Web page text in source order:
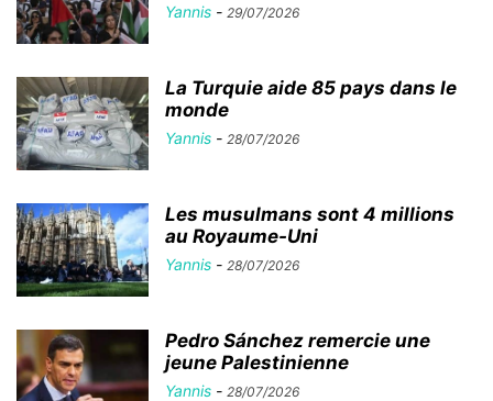
Yannis - 29/07/2026
La Turquie aide 85 pays dans le
monde
Yannis - 28/07/2026
Les musulmans sont 4 millions
au Royaume-Uni
Yannis - 28/07/2026
Pedro Sánchez remercie une
jeune Palestinienne
Yannis - 28/07/2026